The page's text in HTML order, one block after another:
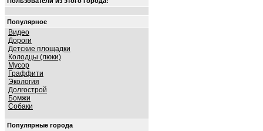
Популярное
Видео
Дороги
Детские площадки
Колодцы (люки)
Мусор
Граффити
Экология
Долгострой
Бомжи
Собаки
Популярные города